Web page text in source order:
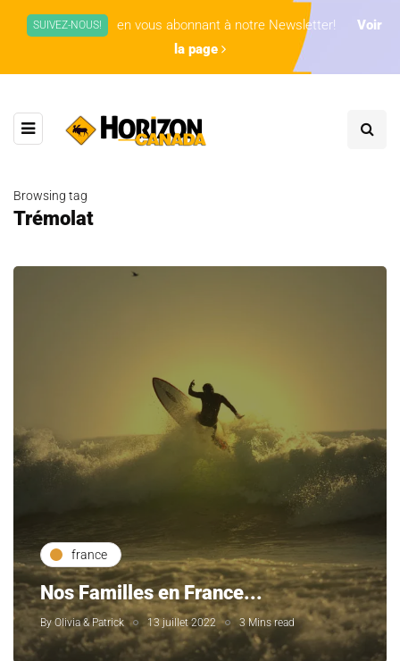
SUIVEZ-NOUS! en vous abonnant à notre Newsletter!
Voir
la page
Browsing tag
Trémolat
france
Nos Familles en France...
ByOlivia & Patrick 13 juillet 2022 3 Mins read